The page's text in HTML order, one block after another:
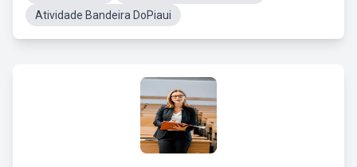
Atividade Bandeira DoPiaui